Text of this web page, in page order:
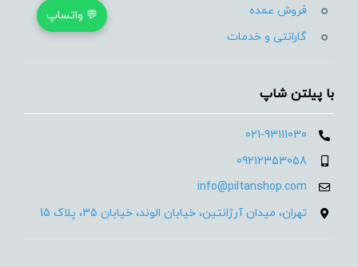
فروش عمده
گارانتی و خدمات
با پیلتن شاپ
021-93111030
09212353058
info@piltanshop.com
تهران، میدان آرژانتین، خیابان الوند، خیابان 35، پلاک 15
💬 واتساپ